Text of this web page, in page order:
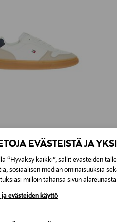
EVÄSTEISTÄ JA
“Hyväksy kaikki”, sallit evästeiden
sosiaalisen median ominaisuuksia
milloin tahansa sivun
ja evästeiden käyttö
Up -sneakerit